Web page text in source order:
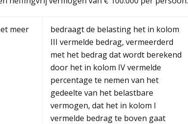
meer
bedraagt de belasting het in kolom
III vermelde bedrag, vermeerderd
met het bedrag dat wordt berekend
door het in kolom IV vermelde
percentage te nemen van het
gedeelte van het belastbare
vermogen, dat het in kolom I
vermelde bedrag te boven gaat